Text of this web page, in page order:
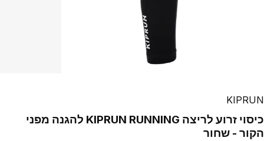
KIPRUN
כיסוי זרוע לריצה KIPRUN RUNNING להגנה מפני
הקור - שחור